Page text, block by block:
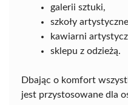
galerii sztuki,
szkoły
kawiarni
sklepu z odzieżą.
Dbając o komfort
jest przystosowane dla